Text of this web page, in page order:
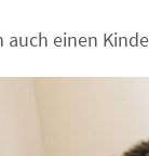
auch einen